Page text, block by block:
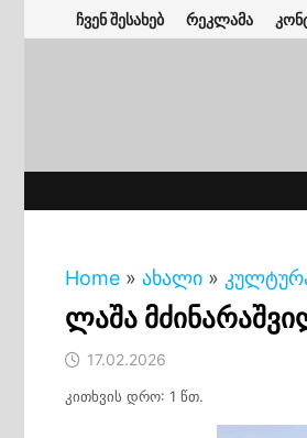
to
ჩვენ შესახებ რეკლამა
Home » ახალი »
ლაშა
17.02.2026
კითხვის დრო: 1 წთ.